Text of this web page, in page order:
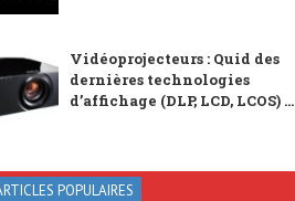
Vidéoprojecteurs : Quid des
dernières technologies
d’affichage (DLP, LCD, LCOS) ...
POPULAIRES